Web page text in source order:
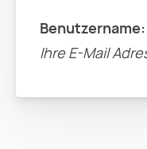
Benutzername:
Ihre E-Mail